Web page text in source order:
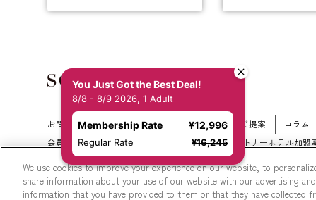
お問い合わせ 会社概要 新規ホテル開発のご提案 コラム
会員規約
サイトマップ 相鉄ホテルズ パートナーホテル加盟
We use cookies to improve your experience on our website, to
share information about your use of our website with our advertising
information that you have provided to them or that they have collected
You Just Got the Best Deal!
8/8 - 8/9 2026, 1 Adult
Membership Rate ¥12,996
Regular Rate ¥16,245